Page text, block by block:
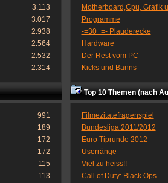
3.113
3.017
2.938
2.564
2.532
2.314
Motherboard,Cpu, Grafik
Programme
-=30+=- Plauderecke
Hardware
Der Rest vom PC
Kicks und Banns
991
189
172
172
115
113
Top 10 Themen (nach
Filmezitatefragenspiel
Bundesliga 2011/2012
Euro Tiprunde 2012
Userränge
Viel zu heiss!!
Call of Duty: Black Ops